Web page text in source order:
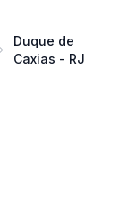
Duque de
Caxias - RJ